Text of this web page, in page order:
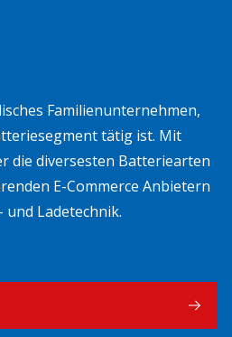
Familienunternehmen,
tätig ist. Mit
die diversesten Batteriearten
E-Commerce Anbietern
Ladetechnik.